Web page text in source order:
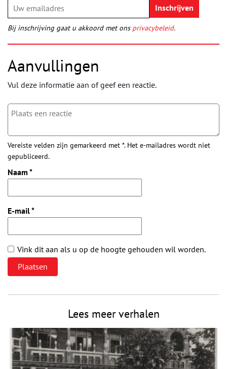
Bij inschrijving gaat u akkoord met ons privacybeleid.
Aanvullingen
Vul deze informatie aan of geef een reactie.
Vereiste velden zijn gemarkeerd met *. Het e-mailadres wordt niet
gepubliceerd.
Naam *
E-mail*
Vink dit aan als u op de hoogte gehouden wil worden.
Lees meer verhalen